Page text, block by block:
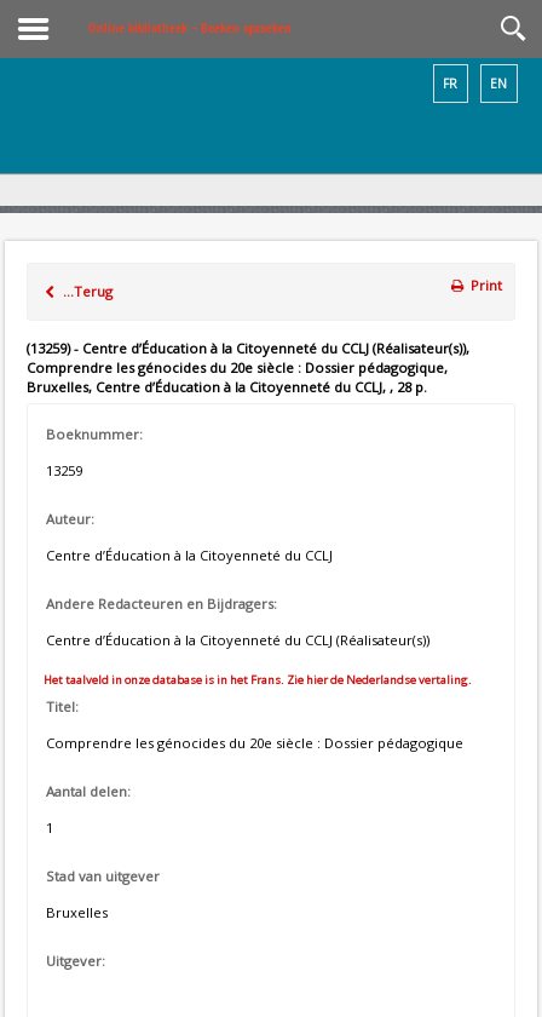
Online bibliotheek – Boeken opzoeken
EN
FR
...Terug Print
(13259) - Centre d’Éducation à la Citoyenneté du CCLJ (Réalisateur(s)),
Comprendre les génocides du 20e siècle : Dossier pédagogique,
Bruxelles, Centre d’Éducation à la Citoyenneté du CCLJ, , 28 p.
Boeknummer:
13259
Auteur:
Centre d’Éducation à la Citoyenneté du CCLJ
Andere Redacteuren en Bijdragers:
Centre d’Éducation à la Citoyenneté du CCLJ (Réalisateur(s))
Het taalveld in onze database is in het Frans. Zie hier de Nederlandse vertaling.
Titel:
Comprendre les génocides du 20e siècle : Dossier pédagogique
Aantal delen:
1
Stad van uitgever
Bruxelles
Uitgever: